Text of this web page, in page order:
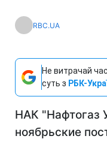
RBC.UA
Не витрачай
суть з РБК-
НАК "Нафтогаз
ноябрьские